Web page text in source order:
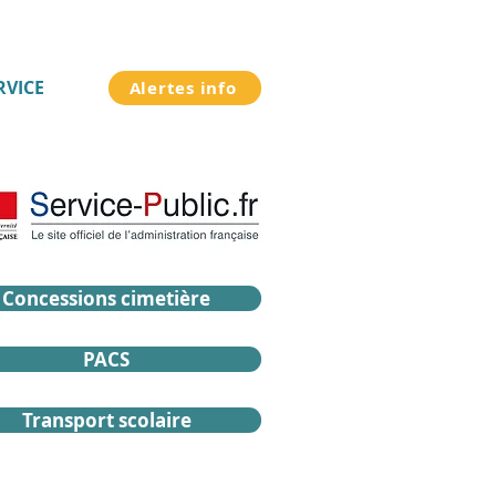
Alertes info
Concessions cimetière
PACS
Transport scolaire